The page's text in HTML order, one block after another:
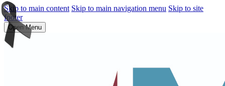
Skip to main content Skip to main navigation menu Skip to site
footer
Open Menu